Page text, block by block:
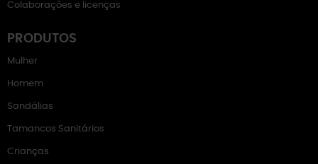
Colaborações e licenças
PRODUTOS
Mulher
Homem
Sandálias
Tamancos Sanitários
Crianças